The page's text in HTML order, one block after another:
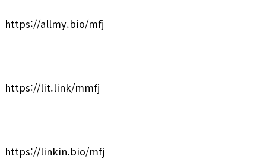
https://allmy.bio/mfj
https://lit.link/mmfj
https://linkin.bio/mfj